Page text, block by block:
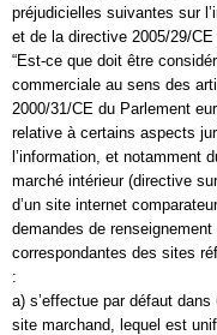
préjudicielles suivantes sur
et de la directive 2005/29/CE
“Est-ce que doit être
commerciale au sens des
2000/31/CE du Parlement
relative à certains aspects
l’information, et notamment
marché intérieur (directive
d’un site internet
demandes de
correspondantes des sites
:
a) s’effectue par défaut
site marchand, lequel est